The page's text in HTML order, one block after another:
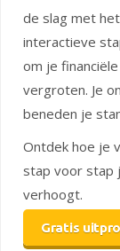
de slag met het
interactieve
om je
vergroten. Je
beneden je
Ontdek hoe je
stap voor stap
verhoogt.
Gratis